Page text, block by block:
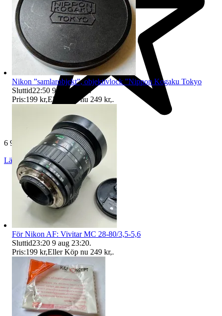
6 981 omdömen
Läs omdömen Följ
Nikon ”samlarobjekt”, objektivlock ”Nippon Kogaku Tokyo
Sluttid22:50 9 aug 22:50 .
Pris:199 kr,Eller Köp nu 249 kr,.
För Nikon AF: Vivitar MC 28-80/3,5-5,6
Sluttid23:20 9 aug 23:20.
Pris:199 kr,Eller Köp nu 249 kr,.